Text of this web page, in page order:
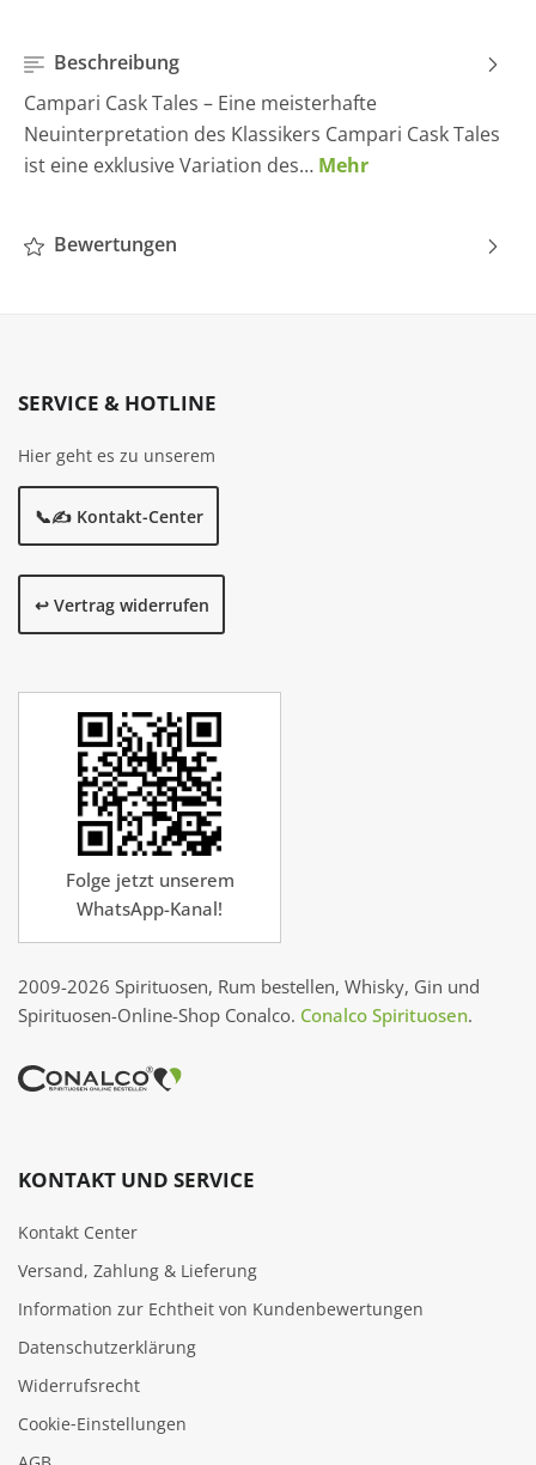
Beschreibung
Campari Cask Tales – Eine meisterhafte
Neuinterpretation des Klassikers Campari Cask Tales
ist eine exklusive Variation des… Mehr
Bewertungen
SERVICE & HOTLINE
Hier geht es zu unserem
📞✍️ Kontakt-Center
↩️ Vertrag widerrufen
Folge jetzt unserem
WhatsApp-Kanal!
2009-2026 Spirituosen, Rum bestellen, Whisky, Gin und
Spirituosen-Online-Shop Conalco. Conalco Spirituosen.
KONTAKT UND SERVICE
Kontakt Center
Versand, Zahlung & Lieferung
Information zur Echtheit von Kundenbewertungen
Datenschutzerklärung
Widerrufsrecht
Cookie‑Einstellungen